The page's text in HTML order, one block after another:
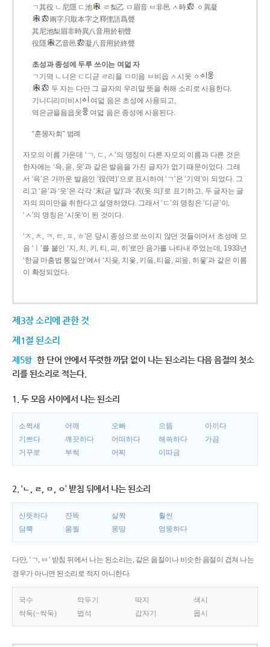
ㄱ其役 ㄴ尼隱 ㄷ池
ㄹ梨乙 ㅁ眉音 ㅂ非邑 ㅅ時
ㆁ異凝
兩字只取本字之釋俚語爲聲
其尼池梨眉非時異八音用於初聲
役隱
乙音邑 凝八音用於終聲
초성과 종성에 두루 쓰이는 여덟 자
ㄱ기역 ㄴ니은 ㄷ디귿 ㄹ리을 ㅁ미음 ㅂ비읍 ㅅ시옷 ㆁ
두 자는 다만 그 글자의 우리말 뜻을 취해 소리로 사용한다.
기니디리미비시
여덟 음은 초성에 사용되고,
역은귿을음읍옷
여덟 음은 종성에 사용된다.
“훈몽자회” 범례
자모의 이름 가운데 ‘ㄱ, ㄷ, ㅅ’의 명칭이 다른 자모의 이름과 다른 것은
한자에는 ‘윽, 읃, 읏’과 같은 발음을 가진 글자가 없기 때문이었다. 그래
서 ‘윽’은 가까운 발음인 ‘役(역)’으로 표시하여 ‘ㄱ’은 ‘기역’이 되었다. 그
리고 ‘읃’과 ‘읏’은 각각 ‘末(귿 말)’과 ‘衣(옷 의)’로 표기하고, 두 글자는 글
자의 의미만을 취한다고 설명하였다. 그래서 ‘ㄷ’의 명칭은 ‘디귿’이,
‘ㅅ’의 명칭은 ‘시옷’이 된 것이다.
‘ㅈ, ㅊ, ㅋ, ㅌ, ㅍ, ㅎ’은 당시 종성으로 쓰이지 않던 것들이어서 초성에 모
음 ‘ㅣ’를 붙인 ‘지, 치, 키, 티, 피, 히’로만 음가를 나타내 주었는데, 1933년
‘한글 마춤법 통일안’에서 ‘지읒, 치읓, 키읔, 티읕, 피읖, 히읗’과 같은 이름
이 확정되었다.
제3장 소리에 관한 것
제1절 된소리
제5항 한 단어 안에서 뚜렷한 까닭 없이 나는 된소리는 다음 음절의 첫소
리를 된소리로 적는다.
1. 두 모음 사이에서 나는 된소리
소쩍새 어깨 오빠 으뜸
아끼다
기쁘다
깨끗하다 어떠하다 해쓱하다
가끔
거꾸로
부썩 어찌 이따금
2. ‘ㄴ, ㄹ, ㅁ, ㅇ’ 받침 뒤에서 나는 된소리
산뜻하다 잔뜩 살짝
훨씬
담뿍
움찔 몽땅 엉뚱하다
다만, ‘ㄱ, ㅂ’ 받침 뒤에서 나는 된소리는, 같은 음절이나 비슷한 음절이 겹쳐 나는
경우가 아니면 된소리로 적지 아니한다.
국수 깍두기 딱지
색시
싹둑(~싹둑)
법석 갑자기 몹시